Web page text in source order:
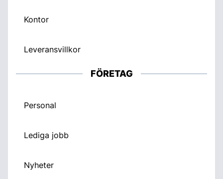
Kontor
Leveransvillkor
FÖRETAG
Personal
Lediga jobb
Nyheter